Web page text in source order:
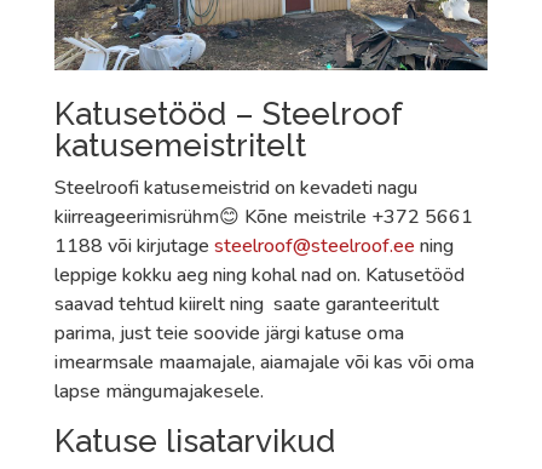
Katusetööd – Steelroof
katusemeistritelt
Steelroofi katusemeistrid on kevadeti nagu
kiirreageerimisrühm😊 Kõne meistrile +372 5661
1188 või kirjutage steelroof@steelroof.ee ning
leppige kokku aeg ning kohal nad on. Katusetööd
saavad tehtud kiirelt ning saate garanteeritult
parima, just teie soovide järgi katuse oma
imearmsale maamajale, aiamajale või kas või oma
lapse mängumajakesele.
Katuse lisatarvikud